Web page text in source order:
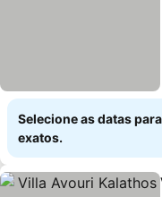
Selecione as datas
exatos.